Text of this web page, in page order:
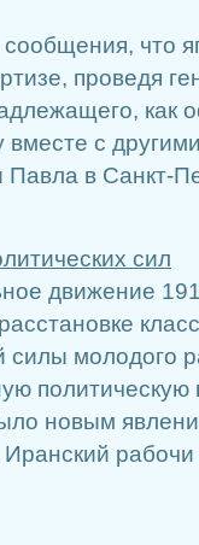
сообщения, что
проведя
как
с
в Санкт-
сил
движение
силы молодого
новым
рабочи